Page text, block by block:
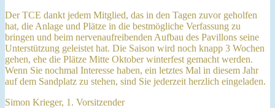
Der TCE dankt jedem Mitglied, das in den Tagen zuvor geholfen
hat, die Anlage und Plätze in die bestmögliche Verfassung zu
bringen und beim nervenaufreibenden Aufbau des Pavillons seine
Unterstützung geleistet hat. Die Saison wird noch knapp 3 Wochen
gehen, ehe die Plätze Mitte Oktober winterfest gemacht werden.
Wenn Sie nochmal Interesse haben, ein letztes Mal in diesem Jahr
auf dem Sandplatz zu stehen, sind Sie jederzeit herzlich eingeladen.
Simon Krieger, 1. Vorsitzender